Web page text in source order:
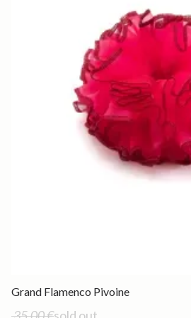
Out of stock
Grand Flamenco Pivoine